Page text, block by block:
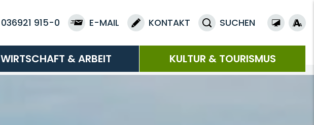
036921 915-0 E-MAIL KONTAKT SUCHEN
WIRTSCHAFT & ARBEIT KULTUR & TOURISMUS